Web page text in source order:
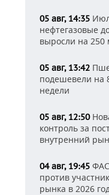
05 авг, 14:35
нефтегазовые
выросли на 250
05 авг, 13:42
подешевели на
недели
05 авг, 12:50
контроль за
внутренний
04 авг, 19:45 ФАС
против
рынка в 2026